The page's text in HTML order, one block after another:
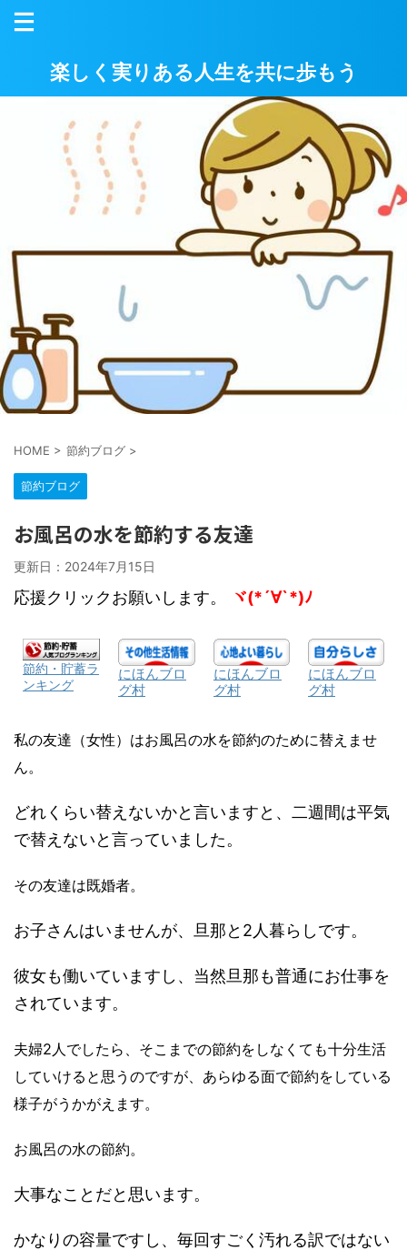
楽しく実りある人生を共に歩もう
HOME > 節約ブログ >
節約ブログ
お風呂の水を節約する友達
更新日： 2024年7月15日
応援クリックお願いします。 ヾ(*´∀`*)ﾉ
節約・貯蓄ラ
ンキング
にほんブロ
グ村
にほんブロ
グ村
にほんブロ
グ村
私の友達（女性）はお風呂の水を節約のために替えませ
ん。
どれくらい替えないかと言いますと、二週間は平気
で替えないと言っていました。
その友達は既婚者。
お子さんはいませんが、旦那と2人暮らしです。
彼女も働いていますし、当然旦那も普通にお仕事を
されています。
夫婦2人でしたら、そこまでの節約をしなくても十分生活
していけると思うのですが、あらゆる面で節約をしている
様子がうかがえます。
お風呂の水の節約。
大事なことだと思います。
かなりの容量ですし、毎回すごく汚れる訳ではない